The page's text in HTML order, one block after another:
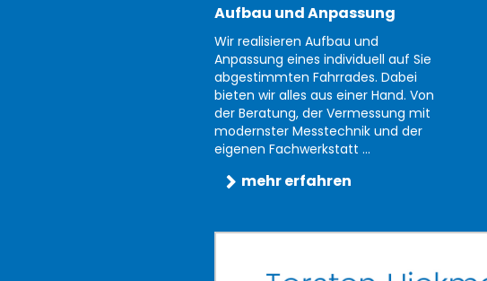
Aufbau und Anpassung
Wir realisieren Aufbau und
Anpassung eines individuell auf Sie
abgestimmten Fahrrades. Dabei
bieten wir alles aus einer Hand. Von
der Beratung, der Vermessung mit
modernster Messtechnik und der
eigenen Fachwerkstatt ...
mehr erfahren